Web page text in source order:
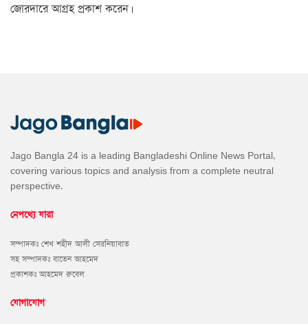
জোরদারে আগ্রহ প্রকাশ করেন।
Jago Bangla 24 is a leading Bangladeshi Online News Portal,
covering various topics and analysis from a complete neutral
perspective.
নেপথ্যে যারা
সম্পাদকঃ শেখ শহীদ আলী সেরনিয়াবাত
সহ সম্পাদকঃ বাতেন আহমেদ
প্রকাশকঃ আহমেদ রুবেল
যোগাযোগ